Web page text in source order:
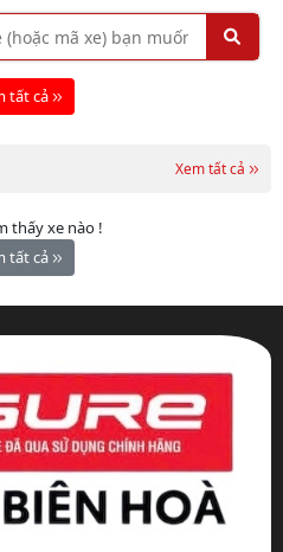
tất cả
Xem tất cả
thấy xe nào !
tất cả